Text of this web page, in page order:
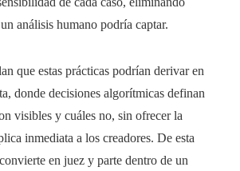
análisis humano podría captar.
que estas prácticas podrían derivar en
donde decisiones algorítmicas definan
visibles y cuáles no, sin ofrecer la
inmediata a los creadores. De esta
en juez y parte dentro de un